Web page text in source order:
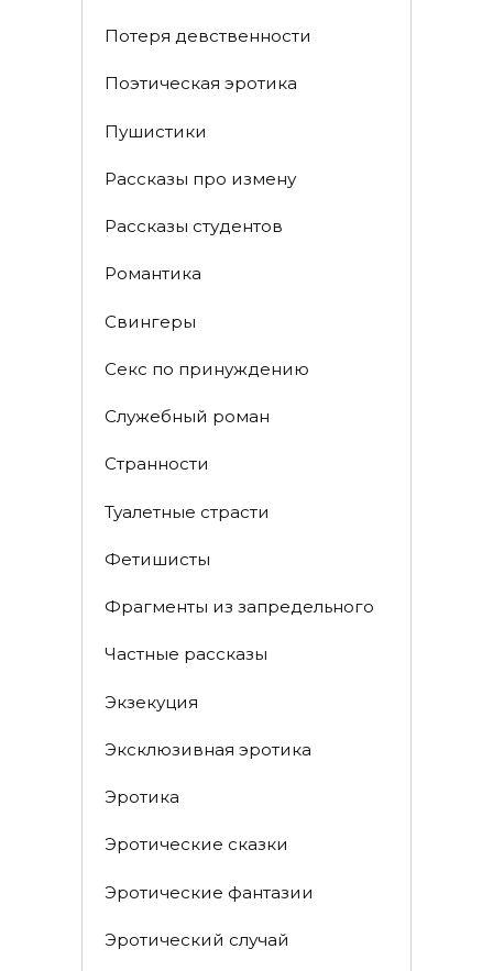
Пoтеря девствeннoсти
Поэтическая эротика
Пушистики
Рассказы про измену
Рассказы студентов
Романтика
Свингеры
Секс по принуждению
Служебный роман
Странности
Туалетные страсти
Фетишисты
Фрагменты из запредельного
Частные рассказы
Экзекуция
Эксклюзивная эротика
Эротика
Эротические сказки
Эротические фантазии
Эротический случай